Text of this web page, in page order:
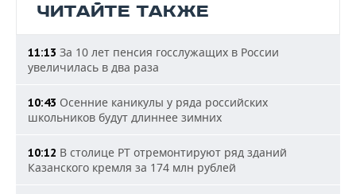
ЧИТАЙТЕ ТАКЖЕ
11:13 За 10 лет пенсия госслужащих в России
увеличилась в два раза
10:43 Осенние каникулы у ряда российских
школьников будут длиннее зимних
10:12 В столице РТ отремонтируют ряд зданий
Казанского кремля за 174 млн рублей